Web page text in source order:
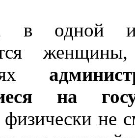
в одной
а
на
не